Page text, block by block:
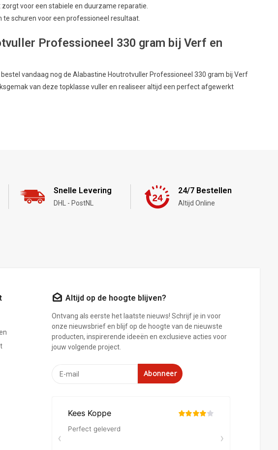
voor een stabiele en duurzame reparatie.
te schuren voor een professioneel resultaat.
Professioneel 330 gram bij Verf en
vandaag nog de Alabastine Houtrotvuller Professioneel 330 gram bij Verf
van deze topklasse vuller en realiseer altijd een perfect afgewerkt
Snelle Levering
DHL - PostNL
24/7 Bestellen
Altijd Online
Altijd op de hoogte blijven?
Ontvang als eerste het laatste nieuws! Schrijf je in voor
onze nieuwsbrief en blijf op de hoogte van de nieuwste
producten, inspirerende ideeën en exclusieve acties voor
jouw volgende project.
Abonneer